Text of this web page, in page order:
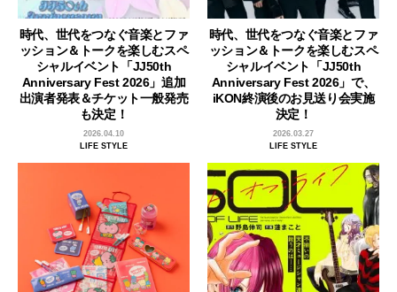
時代、世代をつなぐ音楽とファ
ッション＆トークを楽しむスペ
シャルイベント「JJ50th
Anniversary Fest 2026」追加
出演者発表＆チケット一般発売
も決定！
2026.04.10
LIFE STYLE
時代、世代をつなぐ音楽とファ
ッション＆トークを楽しむスペ
シャルイベント「JJ50th
Anniversary Fest 2026」で、
iKON終演後のお見送り会実施
決定！
2026.03.27
LIFE STYLE